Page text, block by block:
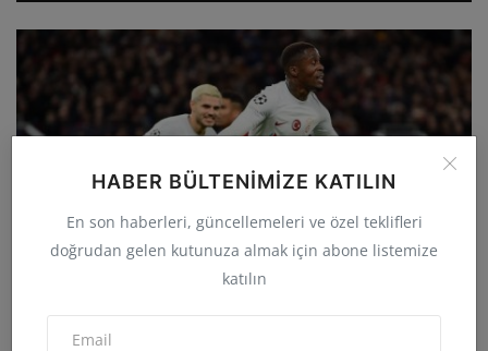
HABER BÜLTENIMIZE KATILIN
En son haberleri, güncellemeleri ve özel teklifleri
doğrudan gelen kutunuza almak için abone listemize
katılın
Galatasaray deplasmanda Manchester
United'ı 3-2 yenerek...